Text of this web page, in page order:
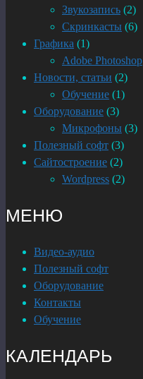
Звукозапись (2)
Скринкасты (6)
Графика (1)
Adobe Photoshop
Новости, статьи (2)
Обучение (1)
Оборудование (3)
Микрофоны (3)
Полезный софт (3)
Сайтостроение (2)
Wordpress (2)
МЕНЮ
Видео-аудио
Полезный софт
Оборудование
Контакты
Обучение
КАЛЕНДАРЬ